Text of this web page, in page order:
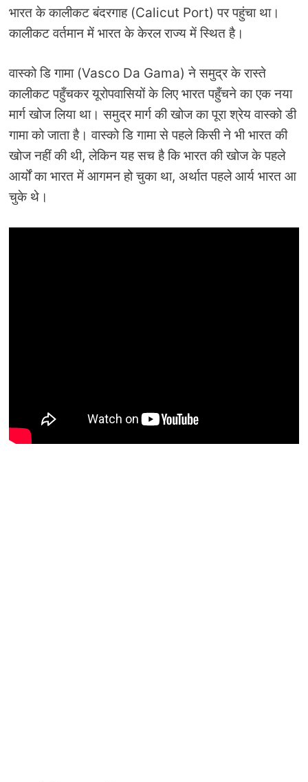
भारत के कालीकट बंदरगाह (Calicut Port) पर पहुंचा था।
कालीकट वर्तमान में भारत के केरल राज्‍य में स्थित है।
वास्‍को डि गामा (Vasco Da Gama) ने समुद्र के रास्‍ते
कालीकट पहुँचकर यूरोपवासियों के लिए भारत पहुँचने का एक नया
मार्ग खोज लिया था। समुद्र मार्ग की खोज का पूरा श्रेय वास्‍को डी
गामा को जाता है। वास्‍को डि गामा से पहले किसी ने भी भारत की
खोज नहीं की थी, लेकिन यह सच है कि भारत की खोज के पहले
आर्यों का भारत में आगमन हो चुका था, अर्थात पहले आर्य भारत आ
चुके थे।